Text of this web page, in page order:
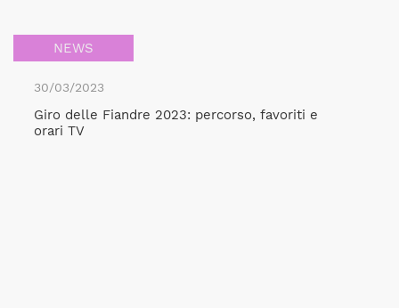
NEWS
30/03/2023
Giro delle Fiandre 2023: percorso, favoriti e
orari TV